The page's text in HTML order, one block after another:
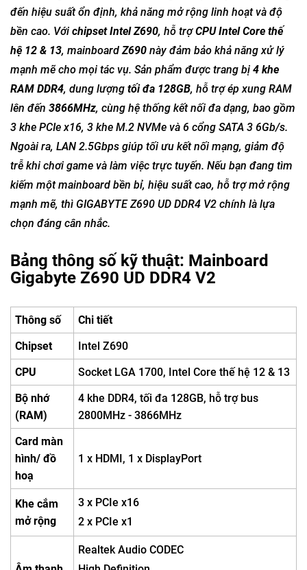
đến hiệu suất ổn định, khả năng mở rộng linh hoạt và độ
bền cao. Với chipset Intel Z690, hỗ trợCPU Intel Core thế
hệ 12 & 13, mainboardZ690 này đảm bảo khả năng xử lý
mạnh mẽ cho mọi tác vụ. Sản phẩm được trang bị 4 khe
RAM DDR4, dung lượng tối đa 128GB, hỗ trợ ép xung RAM
lên đến 3866MHz, cùng hệ thống kết nối đa dạng, bao gồm
3 khe PCIe x16, 3 khe M.2 NVMe và 6 cổng SATA 3 6Gb/s.
Ngoài ra, LAN 2.5Gbps giúp tối ưu kết nối mạng, giảm độ
trễ khi chơi game và làm việc trực tuyến. Nếu bạn đang tìm
kiếm một mainboard bền bỉ, hiệu suất cao, hỗ trợ mở rộng
mạnh mẽ, thì GIGABYTE Z690 UD DDR4 V2 chính là lựa
chọn đáng cân nhắc.
Bảng thông số kỹ thuật: Mainboard
Gigabyte Z690 UD DDR4 V2
Thông số
Chi tiết
Chipset
Intel Z690
CPU
Socket LGA 1700, Intel Core thế hệ 12 & 13
Bộ nhớ
(RAM)
4 khe DDR4, tối đa 128GB, hỗ trợ bus
2800MHz - 3866MHz
Card màn
hình/ đồ
hoạ
1 x HDMI, 1 x DisplayPort
Khe cắm
mở rộng
3 x PCIe x16
2 x PCIe x1
Realtek Audio CODEC